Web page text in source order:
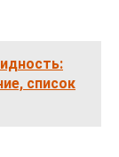
список